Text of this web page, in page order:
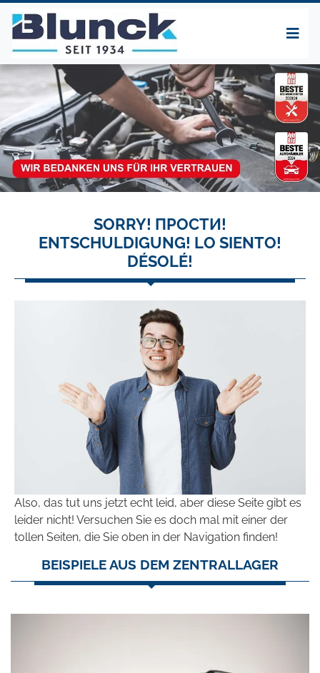
SORRY! ПРОСТИ!
ENTSCHULDIGUNG! LO SIENTO!
DÉSOLÉ!
Also, das tut uns jetzt echt leid, aber diese Seite gibt es
leider nicht! Versuchen Sie es doch mal mit einer der
tollen Seiten, die Sie oben in der Navigation finden!
BEISPIELE AUS DEM ZENTRALLAGER